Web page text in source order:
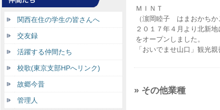
関西在住の学生の皆さんへ
交友録
活躍する仲間たち
校歌(東京支部HPへリンク)
故郷今昔
管理人
ＭＩＮＴ
（濵岡睦子 はまおかち
２０１７年４月より北新
をオープンしました。
「おいでませ山口」観光
» その他業種